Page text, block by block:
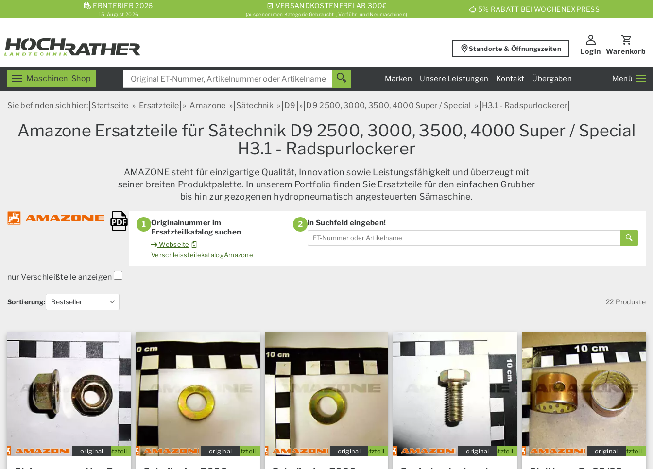
ERNTEBIER 2026
15. August 2026
VERSANDKOSTENFREI AB 300€
(ausgenommen Kategorie Gebraucht-, Vorführ- und Neumaschinen)
5% RABATT BEI WOCHENEXPRESS
Standorte & Öffnungszeiten Login Warenkorb
Maschinen Shop Marken Unsere Leistungen Kontakt Übergaben Menü
Sie befinden sich hier: Startseite » Ersatzteile » Amazone » Sätechnik » D9 » D9 2500, 3000, 3500, 4000 Super / Special » H3.1 - Radspurlockerer
Amazone Ersatzteile für Sätechnik D9 2500, 3000, 3500, 4000 Super / Special
H3.1 - Radspurlockerer
AMAZONE steht für einzigartige Qualität, Innovation sowie Leistungsfähigkeit und überzeugt mit
seiner breiten Produktpalette. In unserem Portfolio finden Sie Ersatzteile für den einfachen Grubber
bis hin zur gezogenen hydropneumatisch angesteuerten Sämaschine.
1
Originalnummer im
Ersatzteilkatalog suchen
Webseite
VerschleissteilekatalogAmazone
2 in Suchfeld eingeben!
nur Verschleißteile anzeigen
Sortierung: 22 Produkte
Ersatzteil
original Ersatzteil
original Ersatzteil
original Ersatzteil
original Ersatzteil
original